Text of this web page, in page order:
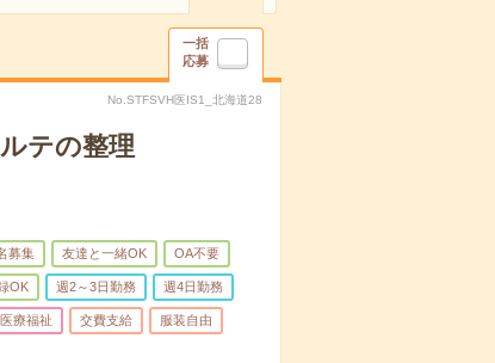
一括
応募
No.STFSVH医IS1_北海道28
テの整理
募集 友達と一緒OK OA不要
OK 週2～3日勤務 週4日勤務
医療福祉 交費支給 服装自由